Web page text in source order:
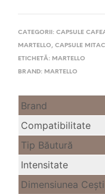
CATEGORII: CAPSULE
MARTELLO, CAPSULE
ETICHETĂ: MARTELLO
BRAND: MARTELLO
Brand
Compatibilitate
Tip Băutură
Intensitate
Dimensiunea